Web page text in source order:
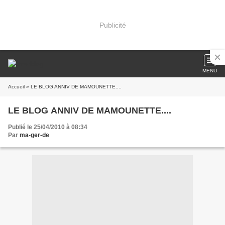
Publicité
MENU
Accueil » LE BLOG ANNIV DE MAMOUNETTE....
LE BLOG ANNIV DE MAMOUNETTE....
Publié le 25/04/2010 à 08:34
Par ma-ger-de